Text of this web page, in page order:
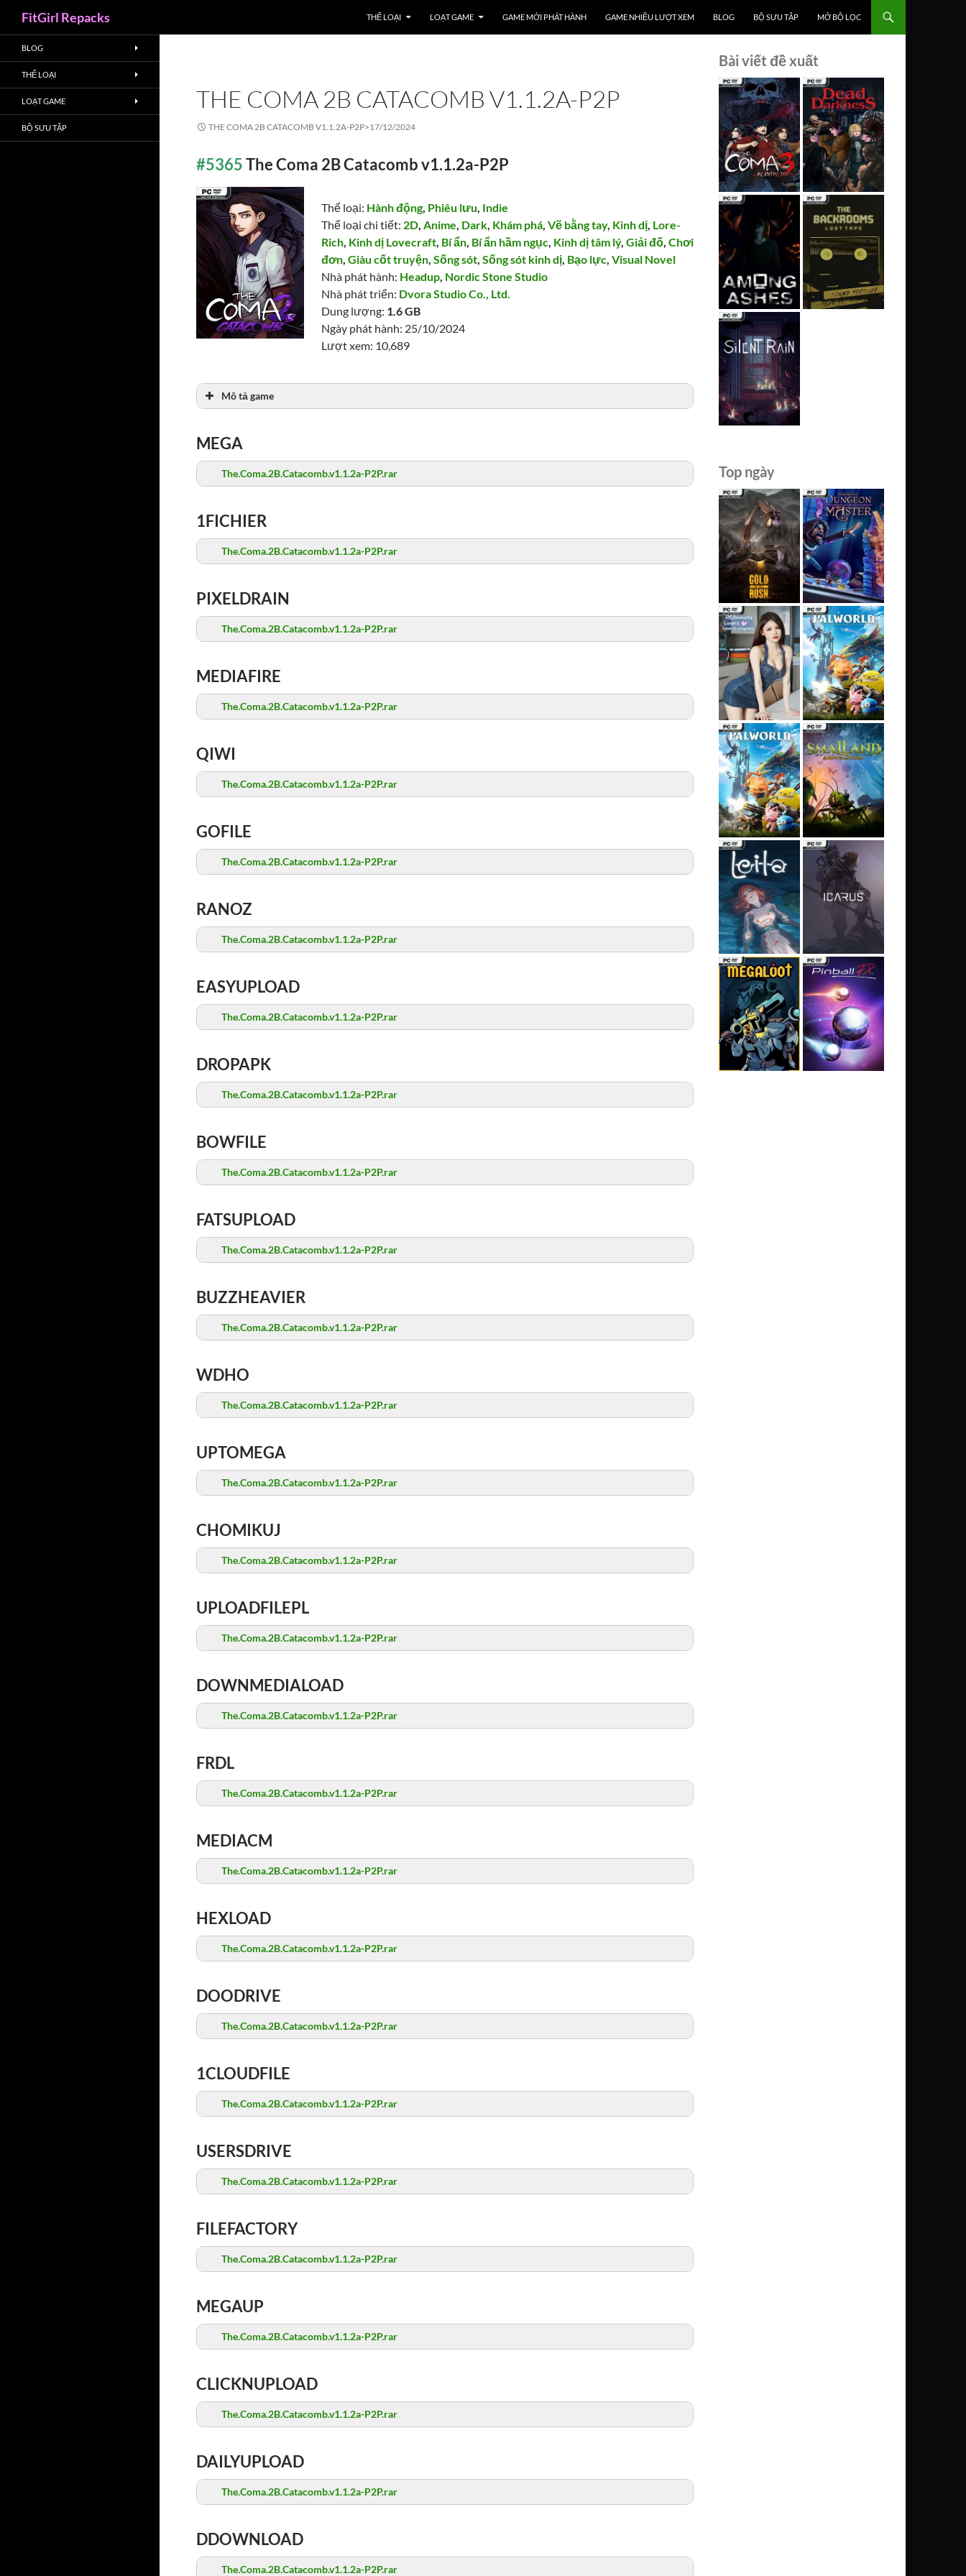
FitGirl Repacks THỂ LOẠI LOẠT GAME GAME MỚI PHÁT HÀNH GAME NHIỀU LƯỢT XEM BLOG BỘ SƯU TẬP MỞ BỘ LỌC
THE COMA 2B CATACOMB V1.1.2A-P2P
THE COMA 2B CATACOMB V1.1.2A-P2P>17/12/2024
#5365The Coma 2B Catacomb v1.1.2a-P2P
Thể loại: Hành động, Phiêu lưu, Indie
Thể loại chi tiết: 2D,Anime, Dark, Khám phá,Vẽ bằng tay, Kinh dị, Lore-
Rich, Kinh dị Lovecraft, Bí ẩn, Bí ẩn hầm ngục, Kinh dị tâm lý,Giải đố,Chơi
đơn,Giàu cốt truyện,Sống sót,Sống sót kinh dị, Bạo lực,Visual Novel
Nhà phát hành: Headup, Nordic Stone Studio
Nhà phát triển: Dvora Studio Co., Ltd.
Dung lượng: 1.6 GB
Ngày phát hành: 25/10/2024
Lượt xem: 10,689
Mô tả game
MEGA
The.Coma.2B.Catacomb.v1.1.2a-P2P.rar
1FICHIER
The.Coma.2B.Catacomb.v1.1.2a-P2P.rar
PIXELDRAIN
The.Coma.2B.Catacomb.v1.1.2a-P2P.rar
MEDIAFIRE
The.Coma.2B.Catacomb.v1.1.2a-P2P.rar
QIWI
The.Coma.2B.Catacomb.v1.1.2a-P2P.rar
GOFILE
The.Coma.2B.Catacomb.v1.1.2a-P2P.rar
RANOZ
The.Coma.2B.Catacomb.v1.1.2a-P2P.rar
EASYUPLOAD
The.Coma.2B.Catacomb.v1.1.2a-P2P.rar
DROPAPK
The.Coma.2B.Catacomb.v1.1.2a-P2P.rar
BOWFILE
The.Coma.2B.Catacomb.v1.1.2a-P2P.rar
FATSUPLOAD
The.Coma.2B.Catacomb.v1.1.2a-P2P.rar
BUZZHEAVIER
The.Coma.2B.Catacomb.v1.1.2a-P2P.rar
WDHO
The.Coma.2B.Catacomb.v1.1.2a-P2P.rar
UPTOMEGA
The.Coma.2B.Catacomb.v1.1.2a-P2P.rar
CHOMIKUJ
The.Coma.2B.Catacomb.v1.1.2a-P2P.rar
UPLOADFILEPL
The.Coma.2B.Catacomb.v1.1.2a-P2P.rar
DOWNMEDIALOAD
The.Coma.2B.Catacomb.v1.1.2a-P2P.rar
FRDL
The.Coma.2B.Catacomb.v1.1.2a-P2P.rar
MEDIACM
The.Coma.2B.Catacomb.v1.1.2a-P2P.rar
HEXLOAD
The.Coma.2B.Catacomb.v1.1.2a-P2P.rar
DOODRIVE
The.Coma.2B.Catacomb.v1.1.2a-P2P.rar
1CLOUDFILE
The.Coma.2B.Catacomb.v1.1.2a-P2P.rar
USERSDRIVE
The.Coma.2B.Catacomb.v1.1.2a-P2P.rar
FILEFACTORY
The.Coma.2B.Catacomb.v1.1.2a-P2P.rar
MEGAUP
The.Coma.2B.Catacomb.v1.1.2a-P2P.rar
CLICKNUPLOAD
The.Coma.2B.Catacomb.v1.1.2a-P2P.rar
DAILYUPLOAD
The.Coma.2B.Catacomb.v1.1.2a-P2P.rar
DDOWNLOAD
The.Coma.2B.Catacomb.v1.1.2a-P2P.rar
Bài viết đề xuất
Top ngày
BLOG
THỂ LOẠI
LOẠT GAME
BỘ SƯU TẬP